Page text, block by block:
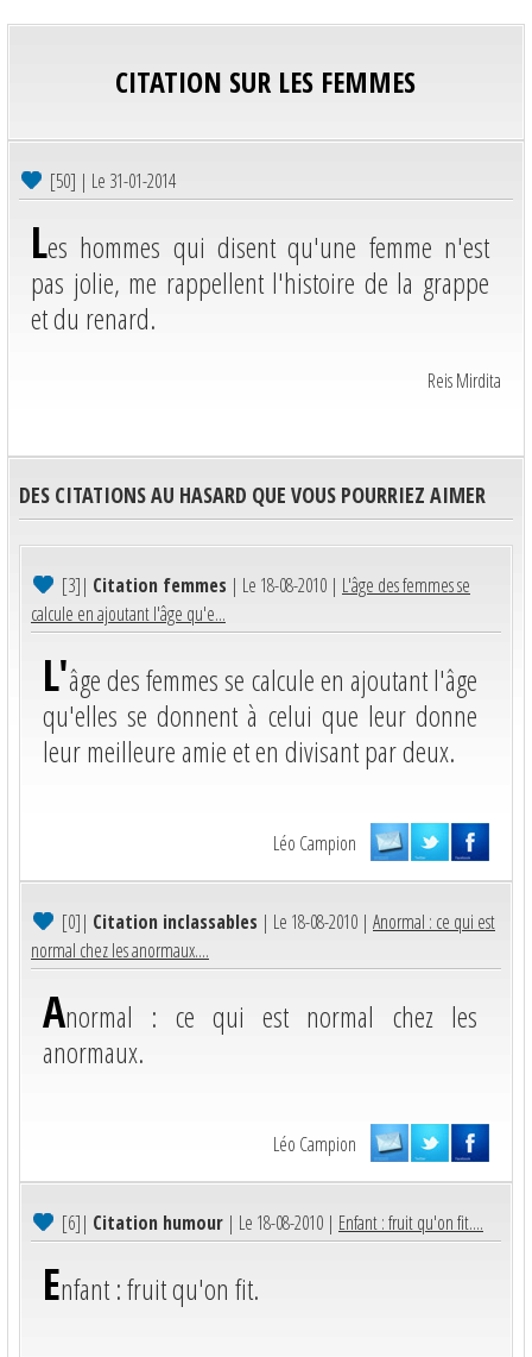
CITATION SUR LES FEMMES
[50] | Le 31-01-2014
Les hommes qui disent qu'une femme n'est
pas jolie, me rappellent l'histoire de la grappe
et du renard.
Reis Mirdita
DES CITATIONS AU HASARD QUE VOUS POURRIEZ AIMER
[3]| Citation femmes | Le 18-08-2010 | L'âge des femmes se
calcule en ajoutant l'âge qu'e...
L'âge des femmes se calcule en ajoutant l'âge
qu'elles se donnent à celui que leur donne
leur meilleure amie et en divisant par deux.
Léo Campion
[0]| Citation inclassables | Le 18-08-2010 | Anormal : ce qui est
normal chez les anormaux....
Anormal : ce qui est normal chez les
anormaux.
Léo Campion
[6]| Citation humour | Le 18-08-2010 | Enfant : fruit qu'on fit....
Enfant : fruit qu'on fit.